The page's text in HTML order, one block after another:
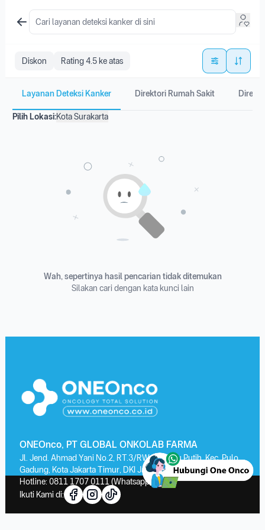
Diskon Rating 4.5 ke atas
Layanan Deteksi Kanker Direktori Rumah Sakit
Pilih Lokasi:Kota Surakarta
Wah, sepertinya hasil pencarian tidak ditemukan
Silakan cari dengan kata kunci lain
ONEOnco, PT GLOBAL ONKOLAB FARMA
Jl. Jend. Ahmad Yani No.2, RT.3/RW.13, Kayu Putih, Kec. Pulo
Gadung, Kota Jakarta Timur, DKI Jakarta 13210
Hotline: 0811 1707 0111 (Whatsapp)
Ikuti Kami di: